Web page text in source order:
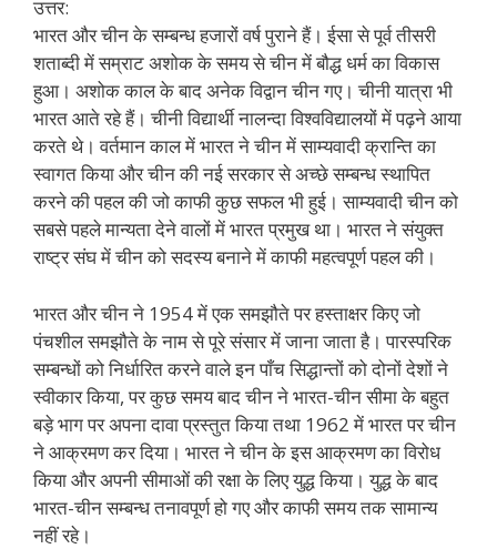
उत्तर:
भारत और चीन के सम्बन्ध हजारों वर्ष पुराने हैं। ईसा से पूर्व तीसरी
शताब्दी में सम्राट अशोक के समय से चीन में बौद्ध धर्म का विकास
हुआ। अशोक काल के बाद अनेक विद्वान चीन गए। चीनी यात्रा भी
भारत आते रहे हैं। चीनी विद्यार्थी नालन्दा विश्वविद्यालयों में पढ़ने आया
करते थे। वर्तमान काल में भारत ने चीन में साम्यवादी क्रान्ति का
स्वागत किया और चीन की नई सरकार से अच्छे सम्बन्ध स्थापित
करने की पहल की जो काफी कुछ सफल भी हुई। साम्यवादी चीन को
सबसे पहले मान्यता देने वालों में भारत प्रमुख था। भारत ने संयुक्त
राष्ट्र संघ में चीन को सदस्य बनाने में काफी महत्वपूर्ण पहल की।
भारत और चीन ने 1954 में एक समझौते पर हस्ताक्षर किए जो
पंचशील समझौते के नाम से पूरे संसार में जाना जाता है। पारस्परिक
सम्बन्धों को निर्धारित करने वाले इन पाँच सिद्धान्तों को दोनों देशों ने
स्वीकार किया, पर कुछ समय बाद चीन ने भारत-चीन सीमा के बहुत
बड़े भाग पर अपना दावा प्रस्तुत किया तथा 1962 में भारत पर चीन
ने आक्रमण कर दिया। भारत ने चीन के इस आक्रमण का विरोध
किया और अपनी सीमाओं की रक्षा के लिए युद्ध किया। युद्ध के बाद
भारत-चीन सम्बन्ध तनावपूर्ण हो गए और काफी समय तक सामान्य
नहीं रहे।